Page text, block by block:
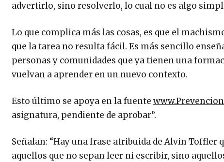
advertirlo, sino resolverlo, lo cual no es algo
Lo que complica más las cosas, es que el
que la tarea no resulta fácil. Es más sencillo
personas y comunidades que ya tienen una
vuelvan a aprender en un nuevo contexto.
Esto último se apoya en la fuente
asignatura, pendiente de aprobar”.
Señalan: “Hay una frase atribuida de Alvin Toffler
aquellos que no sepan leer ni escribir, sino